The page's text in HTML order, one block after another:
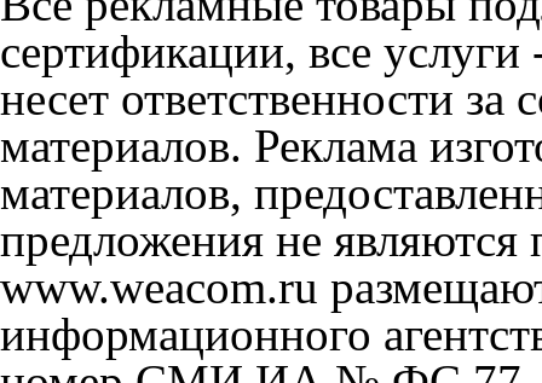
сертификации, все
несет ответственности
материалов. Реклама
материалов,
предложения не
www.weacom.ru
информационного